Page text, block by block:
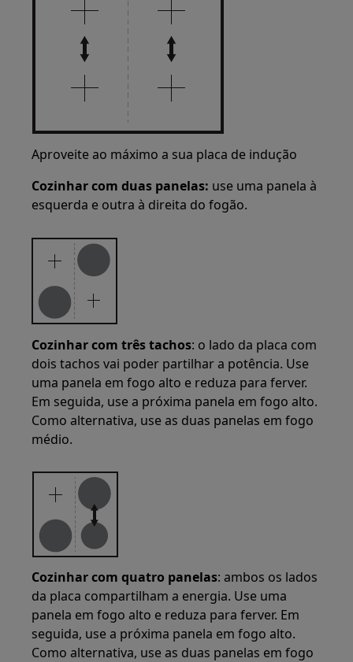
Aproveite ao máximo a sua placa de indução
Cozinhar com duas panelas: use uma panela à
esquerda e outra à direita do fogão.
Cozinhar com três tachos: o lado da placa com
dois tachos vai poder partilhar a potência. Use
uma panela em fogo alto e reduza para ferver.
Em seguida, use a próxima panela em fogo alto.
Como alternativa, use as duas panelas em fogo
médio.
Cozinhar com quatro panelas: ambos os lados
da placa compartilham a energia. Use uma
panela em fogo alto e reduza para ferver. Em
seguida, use a próxima panela em fogo alto.
Como alternativa, use as duas panelas em fogo